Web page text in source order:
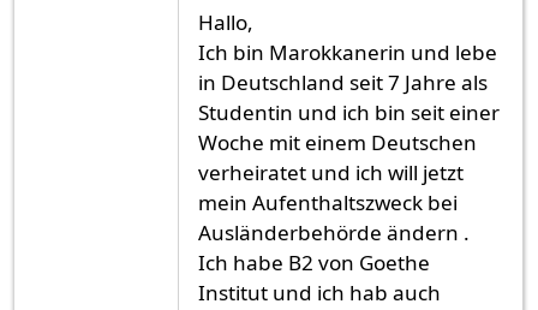
Hallo,
Ich bin Marokkanerin und lebe
in Deutschland seit 7 Jahre als
Studentin und ich bin seit einer
Woche mit einem Deutschen
verheiratet und ich will jetzt
mein Aufenthaltszweck bei
Ausländerbehörde ändern .
Ich habe B2 von Goethe
Institut und ich hab auch